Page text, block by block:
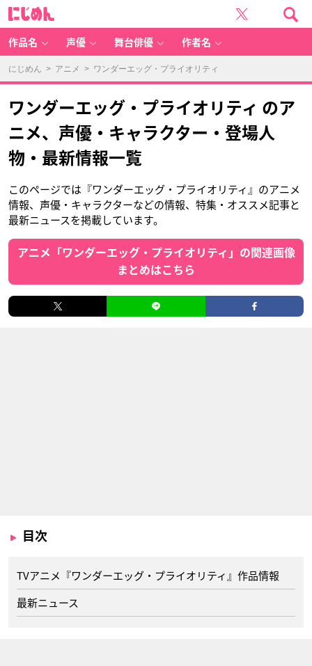
作品名 声優 舞台俳優 作者名
にじめん > アニメ > ワンダーエッグ・プライオリティ
ワンダーエッグ・プライオリティ のア
ニメ、声優・キャラクター・登場人
物・最新情報一覧
このページでは『ワンダーエッグ・プライオリティ』のアニメ
情報、声優・キャラクターなどの情報、特集・オススメ記事と
最新ニュースを掲載しています。
アニメ「ワンダーエッグ・プライオリティ」の関連画像
まとめはこちら
目次
TVアニメ『ワンダーエッグ・プライオリティ』作品情報
最新ニュース